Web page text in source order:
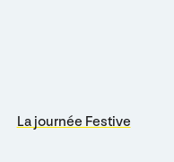
La journée Festive